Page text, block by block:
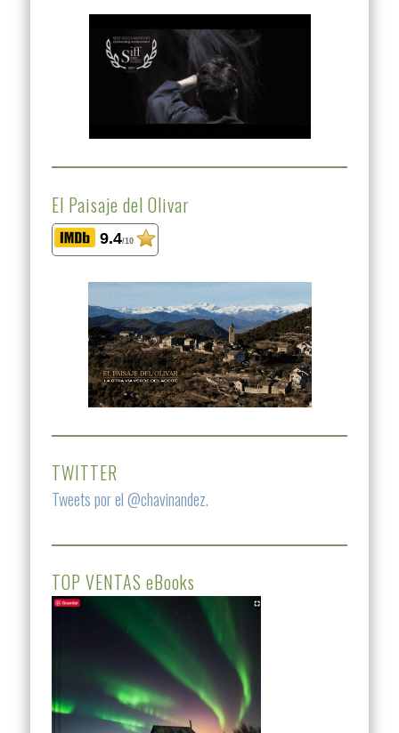
El Paisaje del Olivar
9.4/10
TWITTER
Tweets por el @chavinandez.
TOP VENTAS eBooks